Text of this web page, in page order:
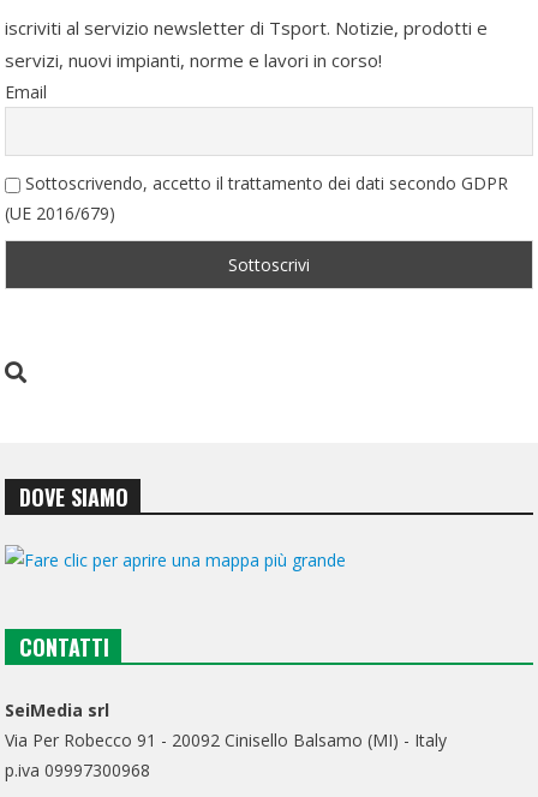
iscriviti al servizio newsletter di Tsport. Notizie, prodotti e
servizi, nuovi impianti, norme e lavori in corso!
Email
Sottoscrivendo, accetto il trattamento dei dati secondo GDPR
(UE 2016/679)
DOVE SIAMO
CONTATTI
SeiMedia srl
Via Per Robecco 91 - 20092 Cinisello Balsamo (MI) - Italy
p.iva 09997300968